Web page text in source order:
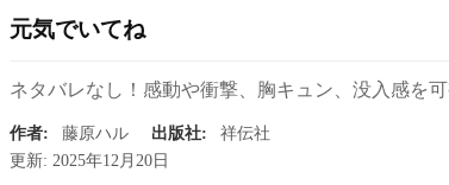
元気でいてね
ネタバレなし！感動や衝撃、胸キュン、没入感を
作者: 藤原ハル 出版社:
祥伝社
更新: 2025年12月20日